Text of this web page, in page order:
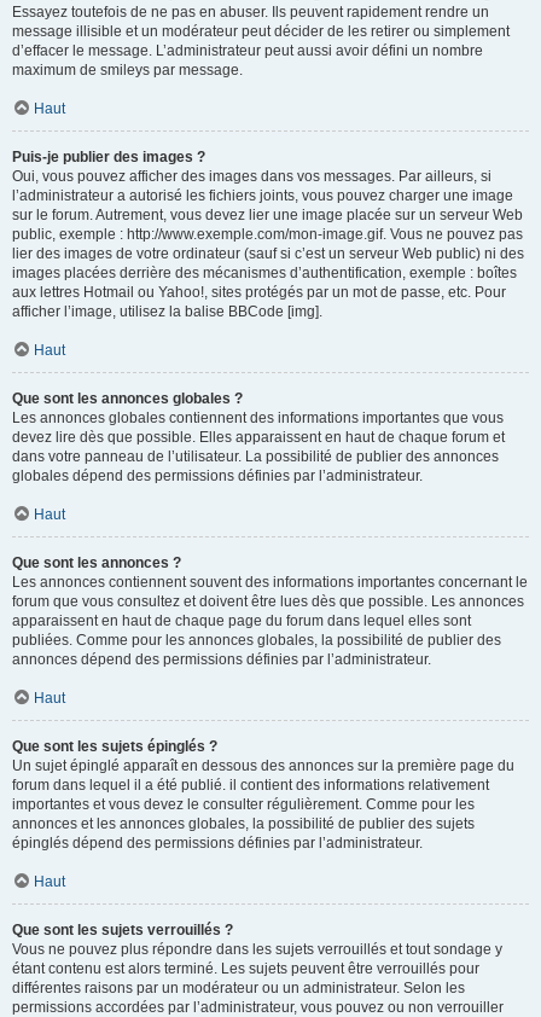
Essayez toutefois de ne pas en abuser. Ils peuvent rapidement rendre un
message illisible et un modérateur peut décider de les retirer ou simplement
d’effacer le message. L’administrateur peut aussi avoir défini un nombre
maximum de smileys par message.
Haut
Puis-je publier des images ?
Oui, vous pouvez afficher des images dans vos messages. Par ailleurs, si
l’administrateur a autorisé les fichiers joints, vous pouvez charger une image
sur le forum. Autrement, vous devez lier une image placée sur un serveur Web
public, exemple : http://www.exemple.com/mon-image.gif. Vous ne pouvez pas
lier des images de votre ordinateur (sauf si c’est un serveur Web public) ni des
images placées derrière des mécanismes d’authentification, exemple : boîtes
aux lettres Hotmail ou Yahoo!, sites protégés par un mot de passe, etc. Pour
afficher l’image, utilisez la balise BBCode [img].
Haut
Que sont les annonces globales ?
Les annonces globales contiennent des informations importantes que vous
devez lire dès que possible. Elles apparaissent en haut de chaque forum et
dans votre panneau de l’utilisateur. La possibilité de publier des annonces
globales dépend des permissions définies par l’administrateur.
Haut
Que sont les annonces ?
Les annonces contiennent souvent des informations importantes concernant le
forum que vous consultez et doivent être lues dès que possible. Les annonces
apparaissent en haut de chaque page du forum dans lequel elles sont
publiées. Comme pour les annonces globales, la possibilité de publier des
annonces dépend des permissions définies par l’administrateur.
Haut
Que sont les sujets épinglés ?
Un sujet épinglé apparaît en dessous des annonces sur la première page du
forum dans lequel il a été publié. il contient des informations relativement
importantes et vous devez le consulter régulièrement. Comme pour les
annonces et les annonces globales, la possibilité de publier des sujets
épinglés dépend des permissions définies par l’administrateur.
Haut
Que sont les sujets verrouillés ?
Vous ne pouvez plus répondre dans les sujets verrouillés et tout sondage y
étant contenu est alors terminé. Les sujets peuvent être verrouillés pour
différentes raisons par un modérateur ou un administrateur. Selon les
permissions accordées par l’administrateur, vous pouvez ou non verrouiller